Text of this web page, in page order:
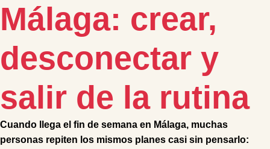
Málaga: crear,
desconectar y
salir de la rutina
Cuando llega el fin de semana en Málaga, muchas
personas repiten los mismos planes casi sin pensarlo: